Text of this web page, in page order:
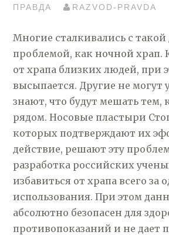
ПРАВДА RAZVOD-PRAVDA
Многие сталкивались с
проблемой, как ночной храп.
от храпа близких людей, при
высыпается. Другие не могут
знают, что будут мешать тем,
рядом. Носовые пластыри
которых подтверждают их
действие, решают эту
разработка российских
избавиться от храпа всего за
использования. При этом
абсолютно безопасен для
противопоказаний и не дает